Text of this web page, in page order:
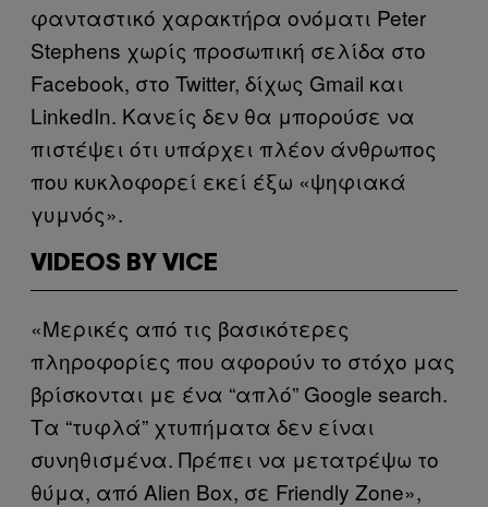
φανταστικό χαρακτήρα ονόματι Peter
Stephens χωρίς προσωπική σελίδα στο
Facebook, στο Twitter, δίχως Gmail και
LinkedIn. Κανείς δεν θα μπορούσε να
πιστέψει ότι υπάρχει πλέον άνθρωπος
που κυκλοφορεί εκεί έξω «ψηφιακά
γυμνός».
VIDEOS BY VICE
«Μερικές από τις βασικότερες
πληροφορίες που αφορούν το στόχο μας
βρίσκονται με ένα “απλό” Google search.
Τα “τυφλά” χτυπήματα δεν είναι
συνηθισμένα. Πρέπει να μετατρέψω το
θύμα, από Alien Box, σε Friendly Zone»,